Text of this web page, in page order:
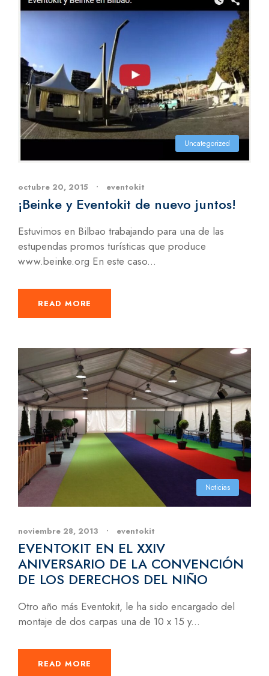
Uncategorized
octubre 20, 2015 • eventokit
¡Beinke y Eventokit de nuevo juntos!
Estuvimos en Bilbao trabajando para una de las
estupendas promos turísticas que produce
www.beinke.org En este caso...
READ MORE
Noticias
noviembre 28, 2013 • eventokit
EVENTOKIT EN EL XXIV
ANIVERSARIO DE LA CONVENCIÓN
DE LOS DERECHOS DEL NIÑO
Otro año más Eventokit, le ha sido encargado del
montaje de dos carpas una de 10 x 15 y...
READ MORE